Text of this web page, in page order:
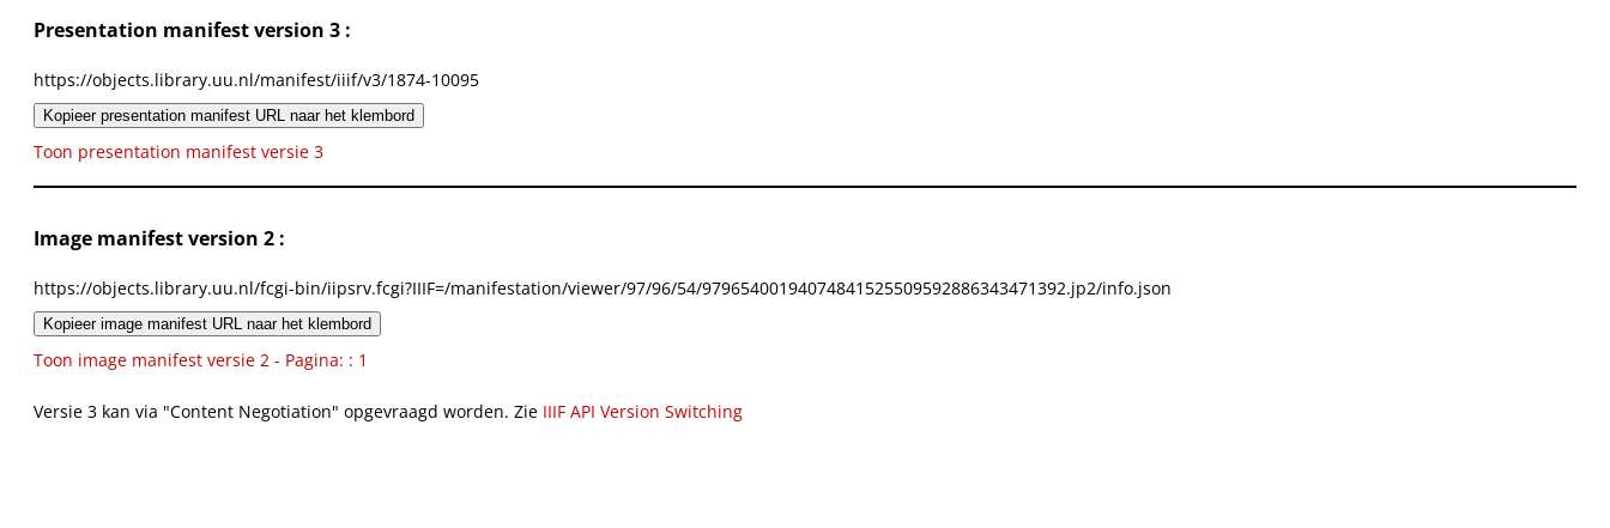
Presentation manifest version 3 :
https://objects.library.uu.nl/manifest/iiif/v3/1874-10095
Kopieer presentation manifest URL naar het klembord
Toon presentation manifest versie 3
Image manifest version 2 :
https://objects.library.uu.nl/fcgi-bin/iipsrv.fcgi?IIIF=/manifestation/viewer/97/96/54/97965400194074841525509592886343471392.jp2/info.json
Kopieer image manifest URL naar het klembord
Toon image manifest versie 2 - Pagina: : 1
Versie 3 kan via "Content Negotiation" opgevraagd worden. Zie IIIF API Version Switching